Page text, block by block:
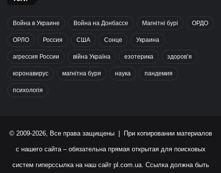
Война в Украине Война на Донбассе Магнітні бурі ОРДО
ОРЛО Россия США Сонце Украина
агрессия России війна Україна езотерика здоров’я
коронавирус магнітна буря наука пандемия
психологія
© 2009-2026, Все права защищены | При копировании материалов
с нашего сайта – обязательна прямая открытая для поисковых
систем гиперссылка на наш сайт pl.com.ua. Ссылка должна быть